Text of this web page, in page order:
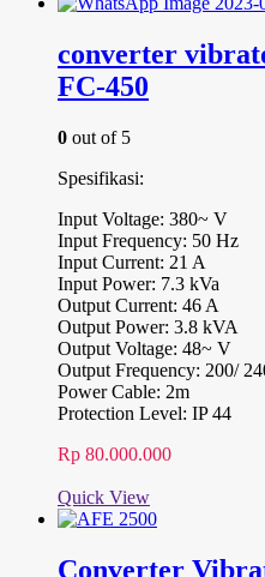
converter
FC-450
0 out of 5
Spesifikasi:
Input Voltage: 380~ V
Input Frequency: 50 Hz
Input Current: 21 A
Input Power: 7.3 kVa
Output Current: 46 A
Output Power: 3.8 kVA
Output Voltage: 48~ V
Output Frequency: 200/
Power Cable: 2m
Protection Level: IP 44
Rp 80.000.000
Quick View
Converter